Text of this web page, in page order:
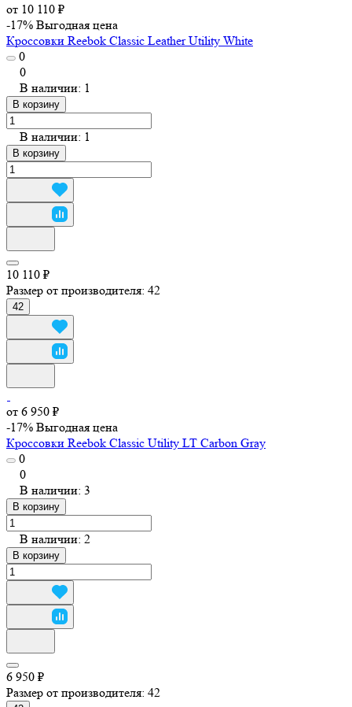
от 10 110 ₽
-17% Выгодная цена
Кроссовки Reebok Classic Leather Utility White
0
0
В наличии: 1
В корзину
В наличии: 1
В корзину
10 110 ₽
Размер от производителя: 42
42
от 6 950 ₽
-17% Выгодная цена
Кроссовки Reebok Classic Utility LT Carbon Gray
0
0
В наличии: 3
В корзину
В наличии: 2
В корзину
6 950 ₽
Размер от производителя: 42